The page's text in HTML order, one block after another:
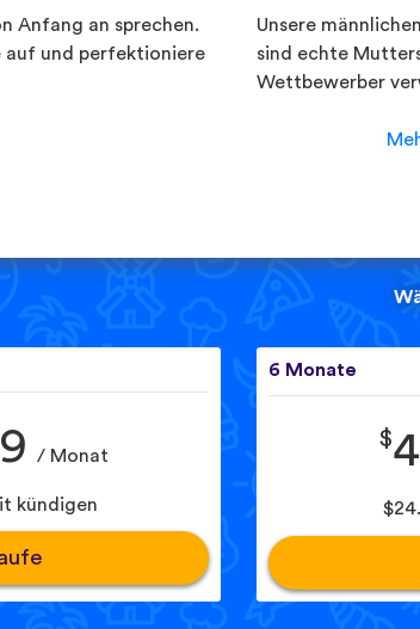
Anfang an sprechen.
auf und perfektioniere
Unsere
sind echte
Wettbewerber
/ Monat
kündigen
6 Monate
$